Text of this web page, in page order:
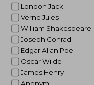
London Jack
Verne Jules
William Shakespeare
Joseph Conrad
Edgar Allan Poe
Oscar Wilde
James Henry
Anonym